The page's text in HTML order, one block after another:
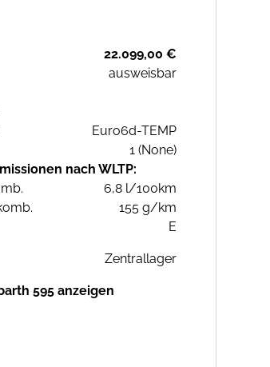
22.099,00 €
ausweisbar
Euro6d-TEMP
1 (None)
nach WLTP:
6,8 l/100km
155 g/km
E
Zentrallager
595 anzeigen